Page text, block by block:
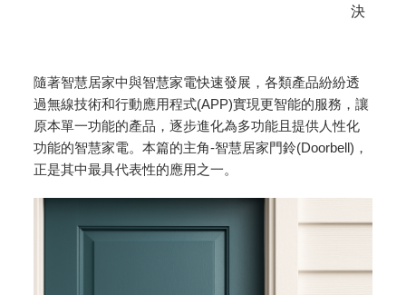
決
隨著智慧居家中與智慧家電快速發展，各類產品紛紛透
過無線技術和行動應用程式(APP)實現更智能的服務，讓
原本單一功能的產品，逐步進化為多功能且提供人性化
功能的智慧家電。本篇的主角-智慧居家門鈴(Doorbell)，
正是其中最具代表性的應用之一。